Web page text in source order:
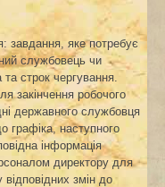
завдання, яке потребує
службовець чи
строк чергування.
закінчення робочого
державного службовця
графіка, наступного
інформація
директору для
змін до